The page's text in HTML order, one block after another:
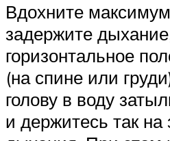
Вдохните
задержите
горизонтальное
(на спине или
голову в воду
и держитесь так на